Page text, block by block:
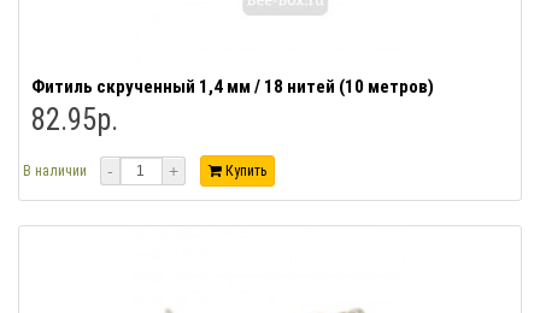
Фитиль скрученный 1,4 мм / 18 нитей (10 метров)
82.95р.
В наличии - + Купить